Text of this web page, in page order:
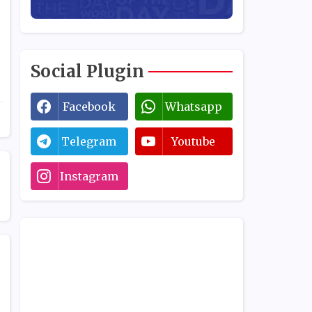
Social Plugin
Facebook Whatsapp
Telegram Youtube
Instagram